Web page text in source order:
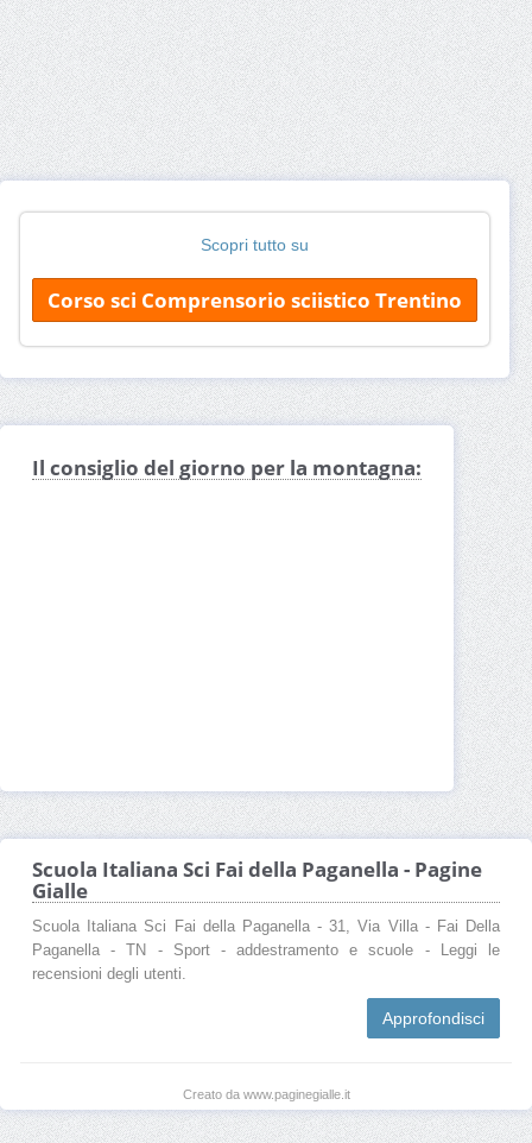
Scopri tutto su
Corso sci Comprensorio sciistico Trentino
Il consiglio del giorno per la montagna:
Scuola Italiana Sci Fai della Paganella - Pagine
Gialle
Scuola Italiana Sci Fai della Paganella - 31, Via Villa - Fai Della
Paganella - TN - Sport - addestramento e scuole - Leggi le
recensioni degli utenti.
Approfondisci
Creato da www.paginegialle.it